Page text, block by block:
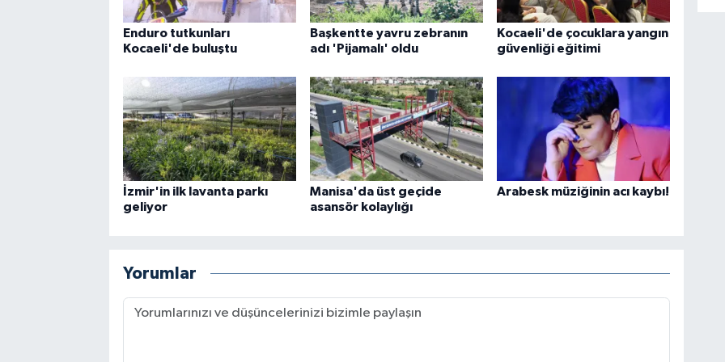
Enduro tutkunları
Kocaeli'de buluştu
Başkentte yavru zebranın
adı 'Pijamalı' oldu
Kocaeli'de çocuklara yangın
güvenliği eğitimi
İzmir'in ilk lavanta parkı
geliyor
Manisa'da üst geçide
asansör kolaylığı
Arabesk müziğinin acı kaybı!
Yorumlar